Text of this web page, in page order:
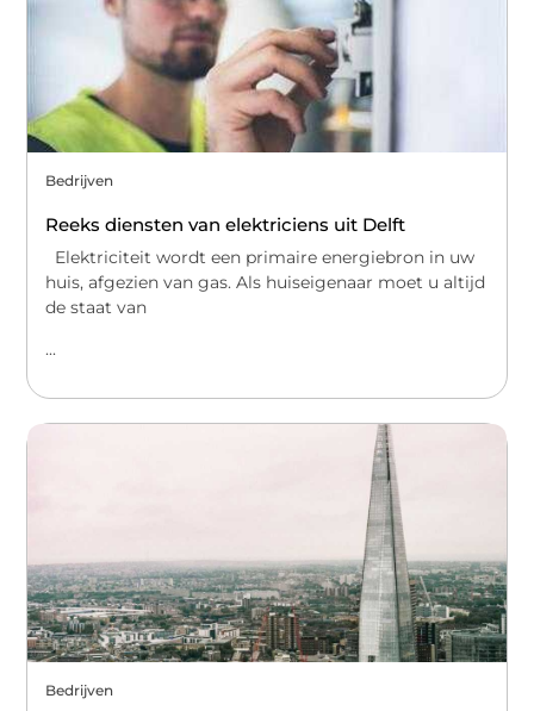
Bedrijven
Reeks diensten van elektriciens uit Delft
Elektriciteit wordt een primaire energiebron in uw
huis, afgezien van gas. Als huiseigenaar moet u altijd
de staat van
...
Bedrijven